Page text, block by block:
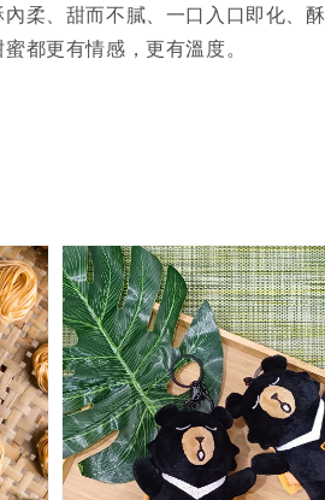
柔、甜而不膩、一口入口即化、
都更有情感，更有溫度。